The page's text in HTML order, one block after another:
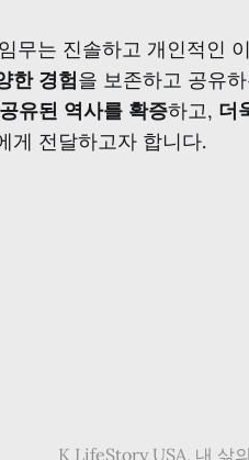
무는 진솔하고 개인적인
한 경험을 보존하고 공유
공유된 역사를 확증하고, 더
게 전달하고자 합니다.
K LifeStory USA, 내 삶